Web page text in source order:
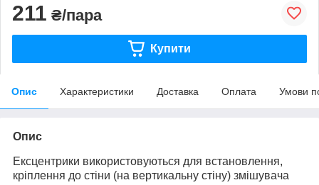
211 ₴/пара
Купити
Опис Характеристики Доставка Оплата Умови
Опис
Ексцентрики використовуються для встановлення,
кріплення до стіни (на вертикальну стіну) змішувача